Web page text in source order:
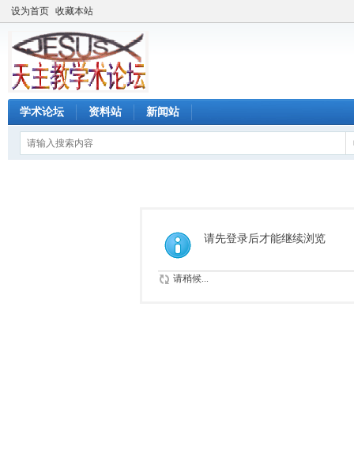
设为首页 收藏本站
学术论坛 资料站 新闻站
请先登录后才能继续浏览
请稍候...